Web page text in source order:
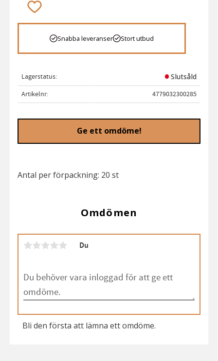
Lägg till i favoriter
Snabba leveranser Stort utbud
Lagerstatus
Slutsåld
Artikelnr
4779032300285
Ge ett omdöme!
Antal per förpackning: 20 st
Omdömen
Du
Bli den första att lämna ett omdöme.